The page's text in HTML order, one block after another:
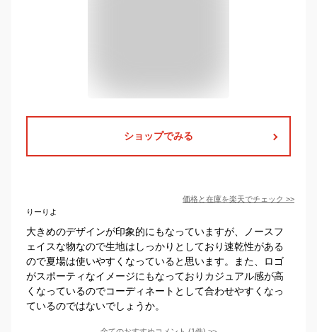
ショップでみる
価格と在庫を楽天でチェック >>
りーりよ
大きめのデザインが印象的にもなっていますが、ノースフ
ェイスな物なので生地はしっかりとしており速乾性がある
ので夏場は使いやすくなっていると思います。また、ロゴ
がスポーティなイメージにもなっておりカジュアル感が高
くなっているのでコーディネートとして合わせやすくなっ
ているのではないでしょうか。